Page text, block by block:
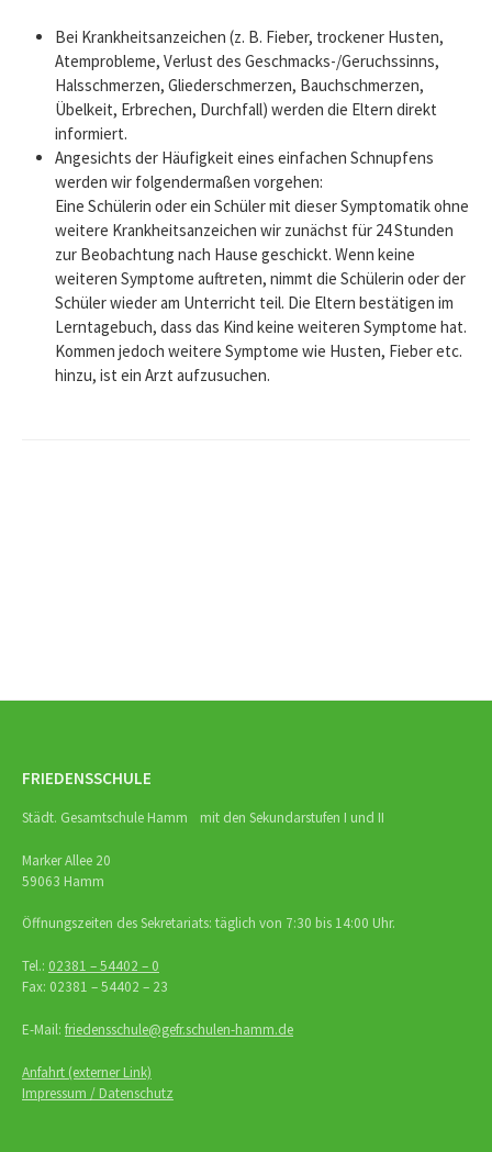
Bei Krankheitsanzeichen (z. B. Fieber, trockener Husten,
Atemprobleme, Verlust des Geschmacks-/Geruchssinns,
Halsschmerzen, Gliederschmerzen, Bauchschmerzen,
Übelkeit, Erbrechen, Durchfall) werden die Eltern direkt
informiert.
Angesichts der Häufigkeit eines einfachen Schnupfens
werden wir folgendermaßen vorgehen:
Eine Schülerin oder ein Schüler mit dieser Symptomatik ohne
weitere Krankheitsanzeichen wir zunächst für 24 Stunden
zur Beobachtung nach Hause geschickt. Wenn keine
weiteren Symptome auftreten, nimmt die Schülerin oder der
Schüler wieder am Unterricht teil. Die Eltern bestätigen im
Lerntagebuch, dass das Kind keine weiteren Symptome hat.
Kommen jedoch weitere Symptome wie Husten, Fieber etc.
hinzu, ist ein Arzt aufzusuchen.
FRIEDENSSCHULE
Städt. Gesamtschule Hamm mit den Sekundarstufen I und II
Marker Allee 20
59063 Hamm
Öffnungszeiten des Sekretariats: täglich von 7:30 bis 14:00 Uhr.
Tel.: 02381 – 54402 – 0
Fax: 02381 – 54402 – 23
E-Mail: friedensschule@gefr.schulen-hamm.de
Anfahrt (externer Link)
Impressum / Datenschutz